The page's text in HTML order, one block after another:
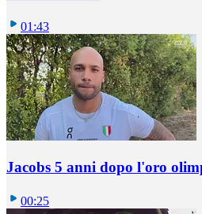
01:43
Jacobs 5 anni dopo l'oro
00:25